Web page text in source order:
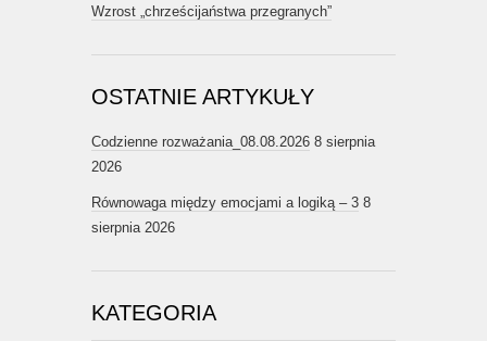
Wzrost „chrześcijaństwa przegranych”
OSTATNIE ARTYKUŁY
Codzienne rozważania_08.08.2026 8 sierpnia
2026
Równowaga między emocjami a logiką – 3 8
sierpnia 2026
KATEGORIA